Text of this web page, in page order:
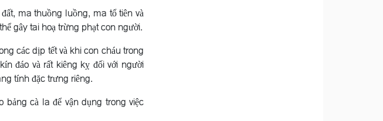
ma thuồng luồng, ma tổ tiên và
gây tai hoạ trừng phạt con người.
các dịp tết và khi con cháu trong
đáo và rất kiêng kỵ đối với người
tính đặc trưng riêng.
cà la để vận dụng trong việc